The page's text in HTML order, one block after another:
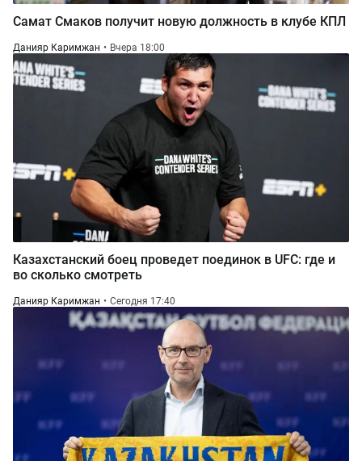
Самат Смаков получит новую должность в клубе КПЛ
Данияр Каримжан Вчера 18:00
Казахстанский боец проведет поединок в UFC: где и
во сколько смотреть
Данияр Каримжан Сегодня 17:40